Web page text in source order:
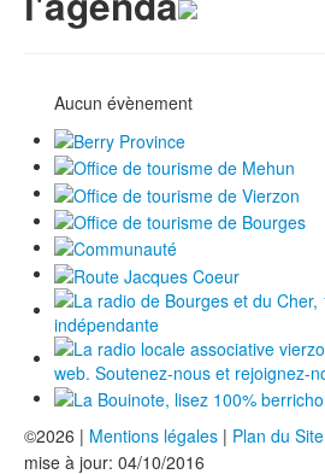
Aucun évènement
©2026 | Mentions légales | Plan du Site
mise à jour: 04/10/2016